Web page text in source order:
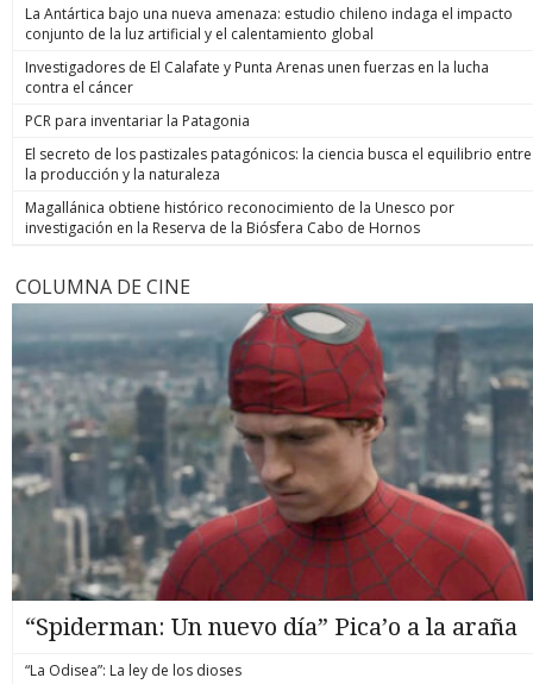
La Antártica bajo una nueva amenaza: estudio chileno indaga el impacto
conjunto de la luz artificial y el calentamiento global
Investigadores de El Calafate y Punta Arenas unen fuerzas en la lucha
contra el cáncer
PCR para inventariar la Patagonia
El secreto de los pastizales patagónicos: la ciencia busca el equilibrio entre
la producción y la naturaleza
Magallánica obtiene histórico reconocimiento de la Unesco por
investigación en la Reserva de la Biósfera Cabo de Hornos
COLUMNA DE CINE
“Spiderman: Un nuevo día” Pica’o a la araña
“La Odisea”: La ley de los dioses